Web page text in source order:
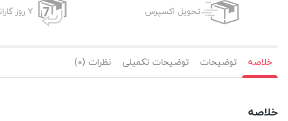
تحویل اکسپرس 7 روز گارانتی بازگشت وجه
خلاصه توضیحات توضیحات تکمیلی نظرات (0)
خلاصه